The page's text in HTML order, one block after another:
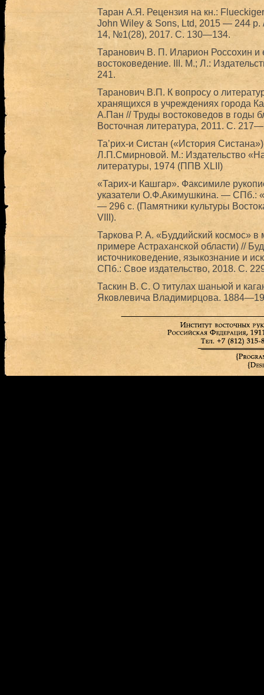
Таран А.Я. Рецензия на кн.:
John Wiley & Sons, Ltd, 2015 — 244
14, №1(28), 2017. С. 130—134.
Таранович В. П. Иларион Россохин и
востоковедение. III. М.; Л.:
241.
Таранович В.П. К вопросу о
хранящихся в учреждениях города
А.Пан // Труды востоковедов в годы
Восточная литература, 2011. С.
Та’рих-и Систан («История
Л.П.Смирновой. М.: Издательство
литературы, 1974 (ППВ XLII)
«Тарих-и Кашгар». Факсимиле
указатели О.Ф.Акимушкина. — СПб.:
— 296 с. (Памятники культуры
VIII).
Таркова Р. А. «Буддийский космос»
примере Астраханской области) //
источниковедение, языкознание и
СПб.: Свое издательство, 2018. С.
Таскин В. С. О титулах шаньюй и
Яковлевича Владимирцова.